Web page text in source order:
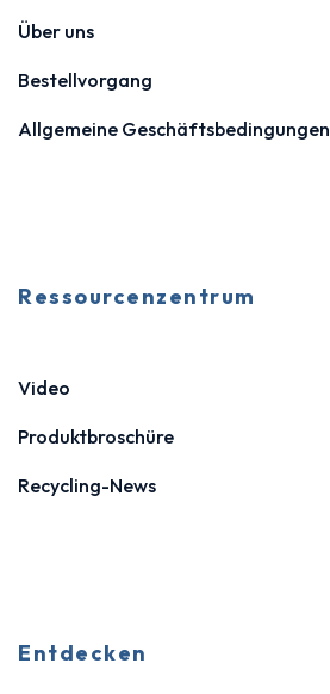
Über uns
Bestellvorgang
Allgemeine Geschäftsbedingungen
Ressourcenzentrum
Video
Produktbroschüre
Recycling-News
Entdecken